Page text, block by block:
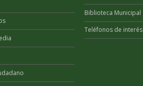
Biblioteca Municipal
Teléfonos de interés